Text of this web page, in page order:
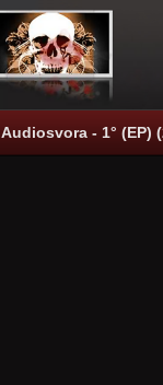
Audiosvora - 1° (EP)